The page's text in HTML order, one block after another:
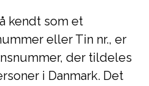
kendt som et
eller Tin nr., er
der tildeles
i Danmark. Det